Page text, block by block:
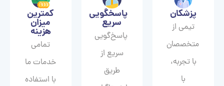
پزشکان
تیمی از
متخصصان
با تجربه،
با
پاسخگویی
سریع
پاسخ‌گویی
سریع از
طریق
کمترین
میزان
هزینه
تمامی
خدمات ما
با استفاده